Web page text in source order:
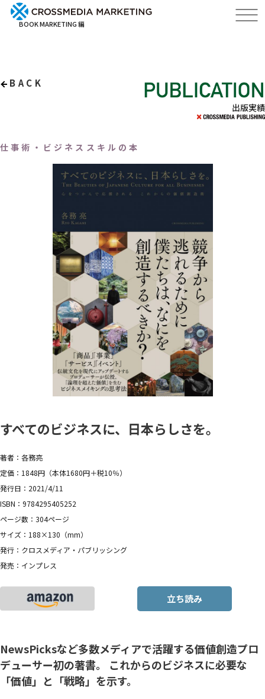
BOOK MARKETING 編
BACK
出版実績
仕事術・ビジネススキルの本
すべてのビジネスに、日本らしさを。
著者：各務亮
定価：1848円（本体1680円＋税10％）
発行日：2021/4/11
ISBN：9784295405252
ページ数：304ページ
サイズ：188×130（mm）
発行：クロスメディア・パブリッシング
発売：インプレス
立ち読み
NewsPicksなど多数メディアで活躍する価値創造プロ
デューサー初の著書。 これからのビジネスに必要な
「価値」と「戦略」を示す。